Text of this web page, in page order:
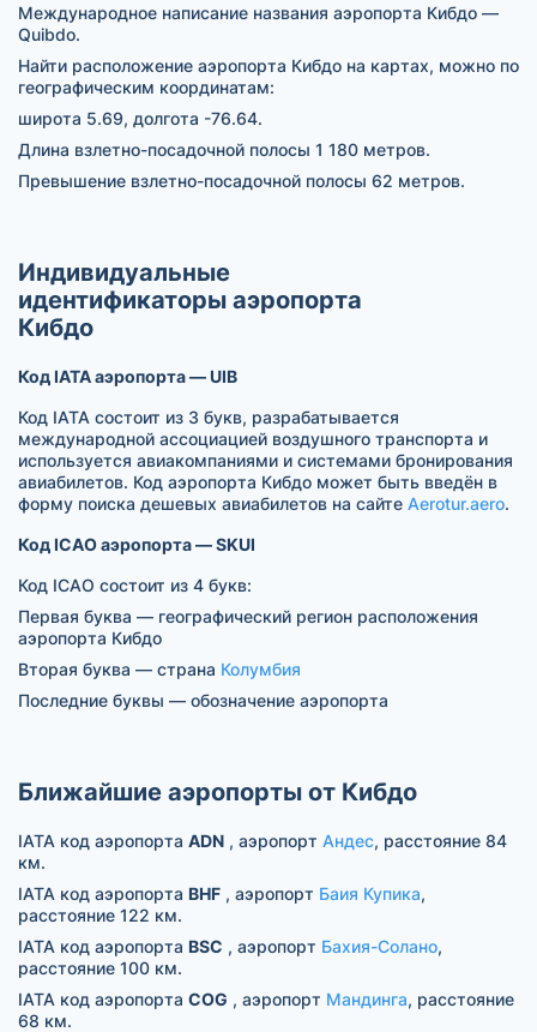
Международное написание названия аэропорта Кибдо —
Quibdo.
Найти расположение аэропорта Кибдо на картах, можно по
географическим координатам:
широта 5.69, долгота -76.64.
Длина взлетно-посадочной полосы 1 180 метров.
Превышение взлетно-посадочной полосы 62 метров.
Индивидуальные
идентификаторы аэропорта
Кибдо
Код IATA аэропорта — UIB
Код IATA состоит из 3 букв, разрабатывается
международной ассоциацией воздушного транспорта и
используется авиакомпаниями и системами бронирования
авиабилетов. Код аэропорта Кибдо может быть введён в
форму поиска дешевых авиабилетов на сайте Aerotur.aero.
Код ICAO аэропорта — SKUI
Код ICAO состоит из 4 букв:
Первая буква — географический регион расположения
аэропорта Кибдо
Вторая буква — страна Колумбия
Последние буквы — обозначение аэропорта
Ближайшие аэропорты от Кибдо
IATA код аэропорта ADN , аэропорт Андес, расстояние 84
км.
IATA код аэропорта BHF , аэропорт Баия Купика,
расстояние 122 км.
IATA код аэропорта BSC , аэропорт Бахия-Солано,
расстояние 100 км.
IATA код аэропорта COG , аэропорт Мандинга, расстояние
68 км.